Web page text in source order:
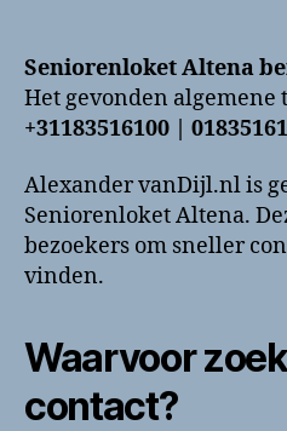
Seniorenloket Altena
Het gevonden
+31183516100 |
Alexander vanDijl.nl is
Seniorenloket Altena.
bezoekers om sneller
vinden.
Waarvoor
contact?